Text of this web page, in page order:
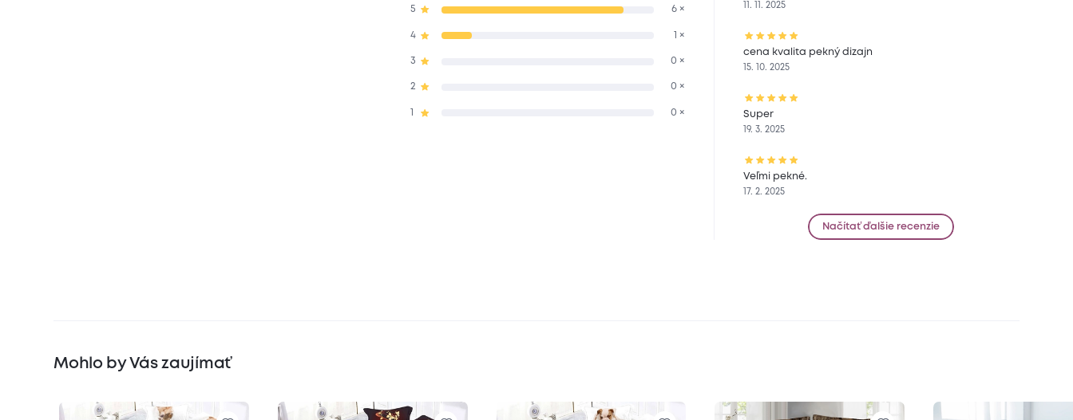
5 6 ×
4 1 ×
3 0 ×
2 0 ×
0 ×
11. 11. 2025
cena kvalita pekný dizajn
15. 10. 2025
Super
19. 3. 2025
Veľmi pekné.
17. 2. 2025
Načítať ďalšie recenzie
Mohlo by Vás zaujímať